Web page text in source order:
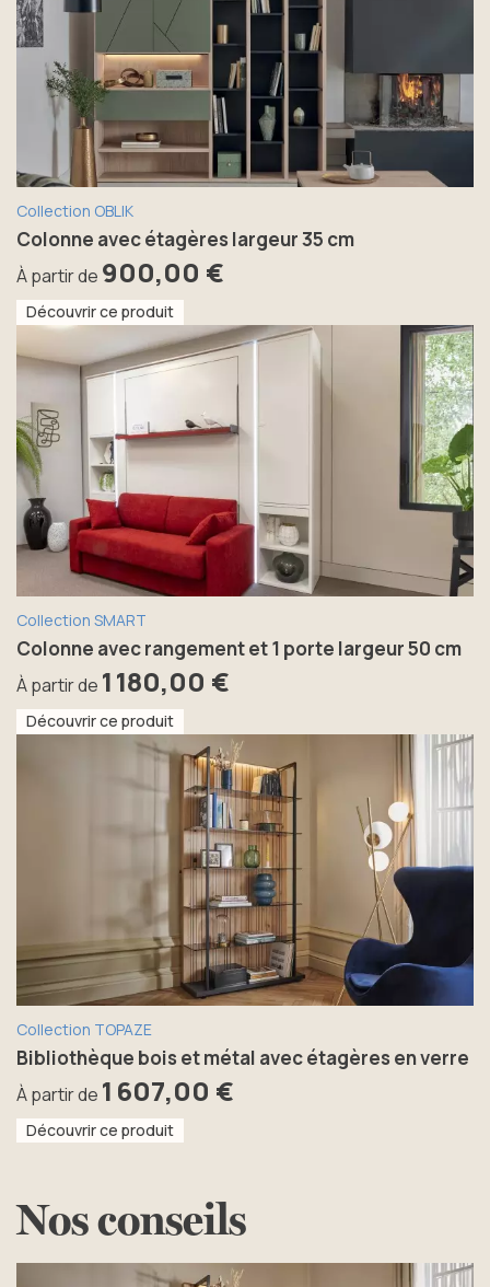
Collection OBLIK
Colonne avec étagères largeur 35 cm
À partir de 900,00 €
Découvrir ce produit
Collection SMART
Colonne avec rangement et 1 porte largeur 50 cm
À partir de 1 180,00 €
Découvrir ce produit
Collection TOPAZE
Bibliothèque bois et métal avec étagères en verre
À partir de 1 607,00 €
Découvrir ce produit
Nosconseils